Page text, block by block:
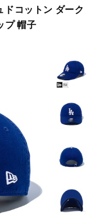
コットン ダーク
プ 帽子